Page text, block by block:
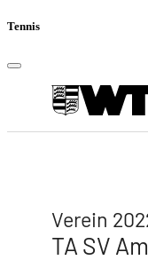
Tennis